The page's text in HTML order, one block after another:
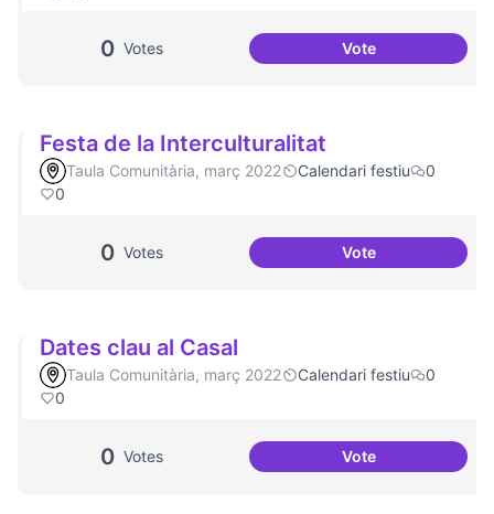
0 Votes VoteMés voluntariat
Festa de la Interculturalitat
Taula Comunitària, març 2022 Calendari festiu
0
0
0 Votes VoteFesta de la
Dates clau al Casal
Taula Comunitària, març 2022 Calendari festiu
0
0
0 Votes VoteDates clau al